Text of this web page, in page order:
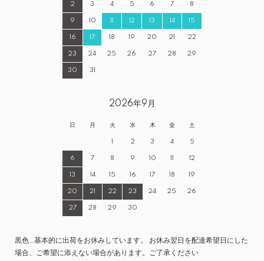
2 3 4 5 6 7 8
9 10 11 12 13 14 15
16 17 18 19 20 21 22
23 24 25 26 27 28 29
30 31
2026年9月
日 月 火 水 木 金 土
1 2 3 4 5
6 7 8 9 10 11 12
13 14 15 16 17 18 19
20 21 22 23 24 25 26
27 28 29 30
黒色…基本的に出荷をお休みしています。 お休み翌日を配達希望日にした
場合、ご希望に添えない場合があります。ご了承ください